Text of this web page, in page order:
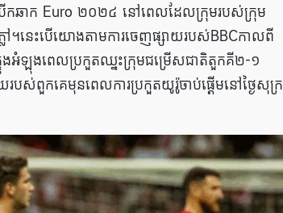
កឆាក Euro ២០២៤ នៅពេលដែលក្រុមរបស់ក្រុម
។នេះបើយោងតាមការចេញផ្សាយរបស់BBCកាលពី
ងអំឡុងពេលប្រកួតឈ្នះក្រុមជម្រើសជាតិតួកគី២-១
បស់ពួកគេមុនពេលការប្រកួតយូរ៉ូចាប់ផ្តើមនៅថ្ងៃសុក្រ